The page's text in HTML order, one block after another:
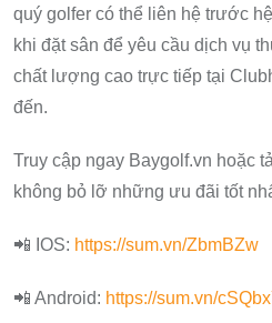
quý golfer có thể liên hệ trước
khi đặt sân để yêu cầu dịch vụ
chất lượng cao trực tiếp tại
đến.
Truy cập ngay Baygolf.vn hoặc
không bỏ lỡ những ưu đãi tốt
📲 IOS: https://sum.vn/ZbmBZw
📲 Android: https://sum.vn/